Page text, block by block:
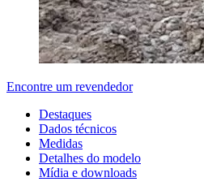
Encontre um revendedor
Destaques
Dados técnicos
Medidas
Detalhes do modelo
Mídia e downloads